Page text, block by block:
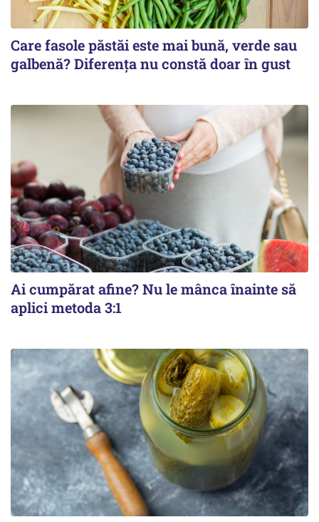
Care fasole păstăi este mai bună, verde sau
galbenă? Diferența nu constă doar în gust
Ai cumpărat afine? Nu le mânca înainte să
aplici metoda 3:1